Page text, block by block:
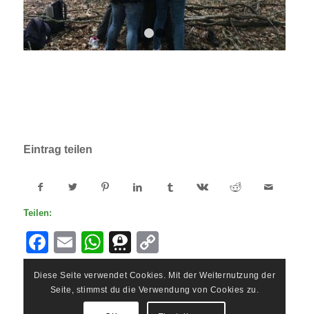
1 2
Eintrag teilen
Teilen:
Facebook
EmailWhatsApp
Threema
Link
Diese Seite verwendet Cookies. Mit der Weiternutzung der
Seite, stimmst du die Verwendung von Cookies zu.